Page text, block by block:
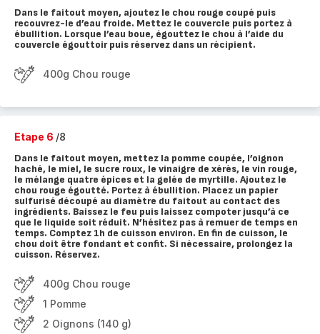
Dans le faitout moyen, ajoutez le chou rouge coupé puis
recouvrez-le d’eau froide. Mettez le couvercle puis portez à
ébullition. Lorsque l’eau boue, égouttez le chou à l’aide du
couvercle égouttoir puis réservez dans un récipient.
400g Chou rouge
Etape 6 /8
Dans le faitout moyen, mettez la pomme coupée, l’oignon
haché, le miel, le sucre roux, le vinaigre de xérès, le vin rouge,
le mélange quatre épices et la gelée de myrtille. Ajoutez le
chou rouge égoutté. Portez à ébullition. Placez un papier
sulfurisé découpé au diamètre du faitout au contact des
ingrédients. Baissez le feu puis laissez compoter jusqu’à ce
que le liquide soit réduit. N’hésitez pas à remuer de temps en
temps. Comptez 1h de cuisson environ. En fin de cuisson, le
chou doit être fondant et confit. Si nécessaire, prolongez la
cuisson. Réservez.
400g Chou rouge
1 Pomme
2 Oignons (140 g)